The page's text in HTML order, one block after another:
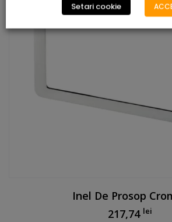
Inel De Prosop
217,74 lei
Setari cookie